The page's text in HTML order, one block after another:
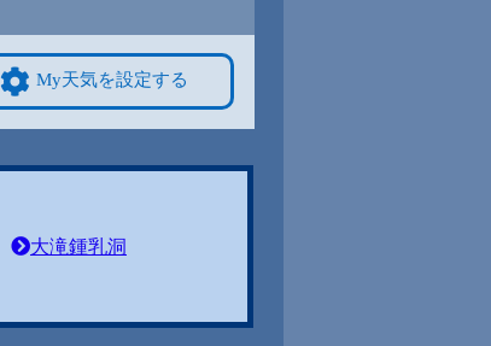
My天気を設定する
大滝鍾乳洞